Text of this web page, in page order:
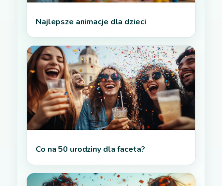
Najlepsze animacje dla dzieci
Co na 50 urodziny dla faceta?